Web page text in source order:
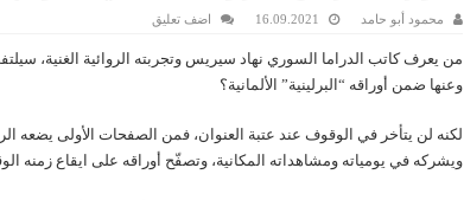
محمود أبو حامد 16.09.2021 اضف تعليق
من يعرف كاتب الدراما السوري نهاد سيريس وتجربته الروائية الغنية،
وعنها ضمن أوراقه “البرلينية” الألمانية؟
لكنه لن يتأخر في الوقوف عند عتبة العنوان، فمن الصفحات الأولى يضعه
ويشركه في يومياته ومشاهداته المكانية، وتصفّح أوراقه على ايقاع زمنه